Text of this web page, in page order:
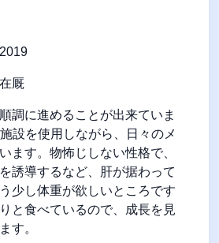
2019
厩
調に進めることが出来ていま
施設を使用しながら、日々のメ
ます。物怖じしない性格で、
誘導するなど、肝が据わって
少し体重が欲しいところです
と食べているので、成長を見
す。